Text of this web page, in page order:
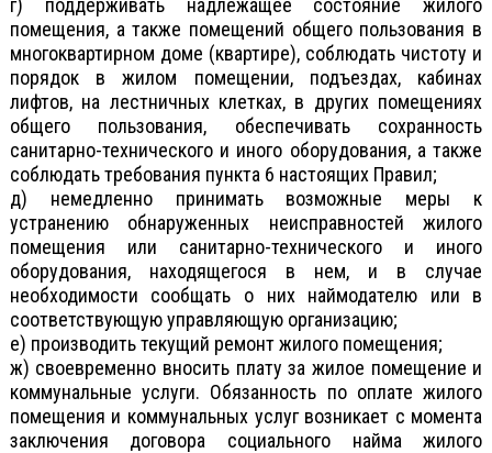
г) поддерживать надлежащее состояние жилого
помещения, а также помещений общего пользования в
многоквартирном доме (квартире), соблюдать чистоту и
порядок в жилом помещении, подъездах, кабинах
лифтов, на лестничных клетках, в других помещениях
общего пользования, обеспечивать сохранность
санитарно-технического и иного оборудования, а также
соблюдать требования пункта 6 настоящих Правил;
д) немедленно принимать возможные меры к
устранению обнаруженных неисправностей жилого
помещения или санитарно-технического и иного
оборудования, находящегося в нем, и в случае
необходимости сообщать о них наймодателю или в
соответствующую управляющую организацию;
е) производить текущий ремонт жилого помещения;
ж) своевременно вносить плату за жилое помещение и
коммунальные услуги. Обязанность по оплате жилого
помещения и коммунальных услуг возникает с момента
заключения договора социального найма жилого